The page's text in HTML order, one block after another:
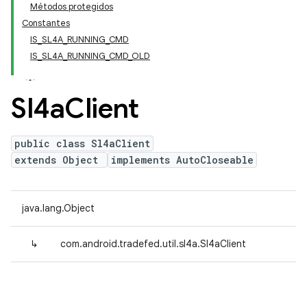
Métodos protegidos
Constantes
IS_SL4A_RUNNING_CMD
IS_SL4A_RUNNING_CMD_OLD
Sl4aClient
public class Sl4aClient
extends Object
implements AutoCloseable
java.lang.Object
↳ com.android.tradefed.util.sl4a.Sl4aClient